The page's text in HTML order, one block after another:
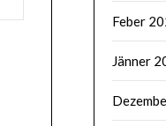
Feber
Jänner